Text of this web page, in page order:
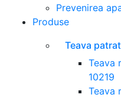
Prevenirea
Produse
Teava
Teava
10219
Teava